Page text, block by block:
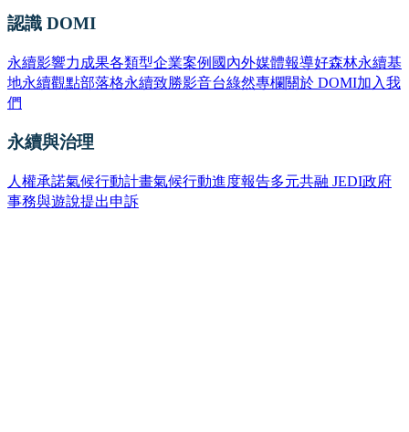
認識 DOMI
永續影響力成果各類型企業案例 國內外媒體報導好森林永續基
地永續觀點部落格永續致勝影音台綠然專欄關於 DOMI加入我
們
永續與治理
人權承諾氣候行動計畫氣候行動進度報告多元共融 JEDI政府
事務與遊說提出申訴